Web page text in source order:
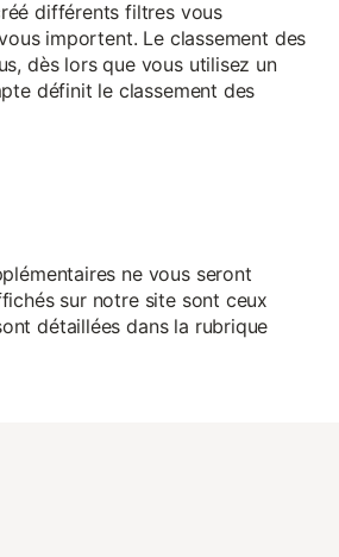
différents filtres vous
importent. Le classement des
dès lors que vous utilisez un
définit le classement des
ne vous seront
sur notre site sont ceux
détaillées dans la rubrique